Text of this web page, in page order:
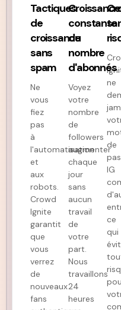
Tactiques
de
croissance
sans
spam
Ne
vous
fiez
pas
à
l'automatisation
et
aux
robots.
Crowd
Ignite
garantit
que
vous
verrez
de
nouveaux
fans
Croissance
constante
du
nombre
d'abonnés
Voyez
votre
nombre
de
followers
augmenter
chaque
jour
sans
aucun
travail
de
votre
part.
Nous
travaillons
24
heures
ne
de
IG
ce
qui